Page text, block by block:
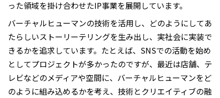
った領域を掛け合わせたIP事業を展開しています。
バーチャルヒューマンの技術を活用し、どのようにしてあ
たらしいストーリーテリングを生み出し、実社会に実装で
きるかを追求しています。たとえば、SNSでの活動を始め
としてプロジェクトが多かったのですが、最近は店舗、テ
レビなどのメディアや空間に、バーチャルヒューマンをど
のように組み込めるかを考え、技術とクリエイティブの融